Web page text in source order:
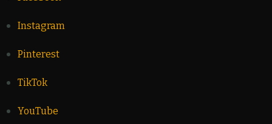
Instagram
Pinterest
TikTok
YouTube